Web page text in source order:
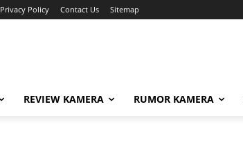
Privacy Policy Contact Us Sitemap
REVIEW KAMERA RUMOR KAMERA